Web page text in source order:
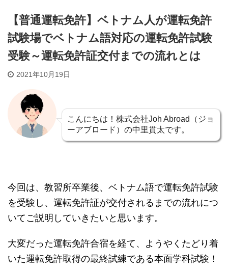
【普通運転免許】ベトナム人が運転免許
試験場でベトナム語対応の運転免許試験
受験～運転免許証交付までの流れとは
2021年10月19日
こんにちは！株式会社Joh Abroad（ジョ
ーアブロード）の中里貫太です。
今回は、教習所卒業後、ベトナム語で運転免許試験
を受験し、運転免許証が交付されるまでの流れにつ
いてご説明していきたいと思います。
大変だった運転免許合宿を経て、ようやくたどり着
いた運転免許取得の最終試練である本面学科試験！